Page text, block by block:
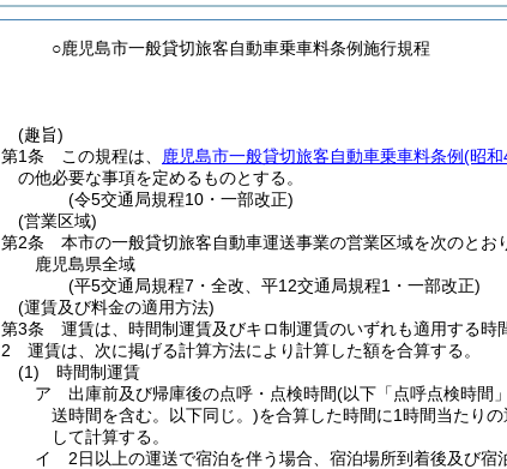
○鹿児島市一般貸切旅客自動車乗車料条例施行規程
(趣旨)
第1条
この規程は、 鹿児島市一般貸切旅客自動車乗車料条例(昭和
の他必要な事項を定めるものとする。
(令5交通局規程10・一部改正)
(営業区域)
第2条
本市の一般貸切旅客自動車運送事業の営業区域を次のとお
鹿児島県全域
(平5交通局規程7・全改、平12交通局規程1・一部改正)
(運賃及び料金の適用方法)
第3条
運賃は、時間制運賃及びキロ制運賃のいずれも適用する時
2
運賃は、次に掲げる計算方法により計算した額を合算する。
(1)
時間制運賃
ア
出庫前及び帰庫後の点呼・点検時間(以下「点呼点検時間
送時間を含む。以下同じ。)を合算した時間に1時間当たり
して計算する。
イ
2日以上の運送で宿泊を伴う場合、宿泊場所到着後及び宿